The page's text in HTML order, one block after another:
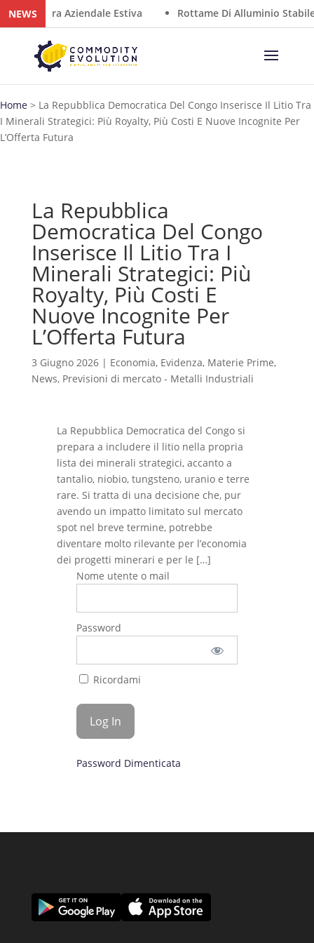
NEWS
Chiusura Aziendale Estiva Rottame Di Alluminio Stabile
Home > La Repubblica Democratica Del Congo Inserisce Il Litio Tra
I Minerali Strategici: Più Royalty, Più Costi E Nuove Incognite Per
L’Offerta Futura
La Repubblica
Democratica Del Congo
Inserisce Il Litio Tra I
Minerali Strategici: Più
Royalty, Più Costi E
Nuove Incognite Per
L’Offerta Futura
3 Giugno 2026| Economia, Evidenza, Materie Prime,
News, Previsioni di mercato - Metalli Industriali
La Repubblica Democratica del Congo si
prepara a includere il litio nella propria
lista dei minerali strategici, accanto a
tantalio, niobio, tungsteno, uranio e terre
rare. Si tratta di una decisione che, pur
avendo un impatto limitato sul mercato
spot nel breve termine, potrebbe
diventare molto rilevante per l’economia
dei progetti minerari e per le […]
Nome utente o mail
Password
Ricordami
Password Dimenticata